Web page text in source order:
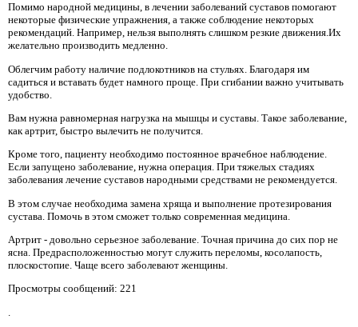
Помимо народной медицины, в лечении заболеваний суставов помогают
некоторые физические упражнения, а также соблюдение некоторых
рекомендаций. Например, нельзя выполнять слишком резкие движения.Их
желательно производить медленно.
Облегчим работу наличие подлокотников на стульях. Благодаря им
садиться и вставать будет намного проще. При сгибании важно учитывать
удобство.
Вам нужна равномерная нагрузка на мышцы и суставы. Такое заболевание,
как артрит, быстро вылечить не получится.
Кроме того, пациенту необходимо постоянное врачебное наблюдение.
Если запущено заболевание, нужна операция. При тяжелых стадиях
заболевания лечение суставов народными средствами не рекомендуется.
В этом случае необходима замена хряща и выполнение протезирования
сустава. Помочь в этом сможет только современная медицина.
Артрит - довольно серьезное заболевание. Точная причина до сих пор не
ясна. Предрасположенностью могут служить переломы, косолапость,
плоскостопие. Чаще всего заболевают женщины.
Просмотры сообщений: 221